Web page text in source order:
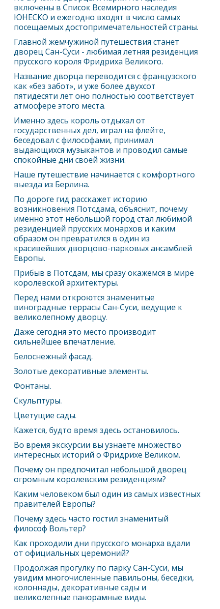
включены в Список Всемирного наследия
ЮНЕСКО и ежегодно входят в число самых
посещаемых достопримечательностей страны.
Главной жемчужиной путешествия станет
дворец Сан-Суси - любимая летняя резиденция
прусского короля Фридриха Великого.
Название дворца переводится с французского
как «без забот», и уже более двухсот
пятидесяти лет оно полностью соответствует
атмосфере этого места.
Именно здесь король отдыхал от
государственных дел, играл на флейте,
беседовал с философами, принимал
выдающихся музыкантов и проводил самые
спокойные дни своей жизни.
Наше путешествие начинается с комфортного
выезда из Берлина.
По дороге гид расскажет историю
возникновения Потсдама, объяснит, почему
именно этот небольшой город стал любимой
резиденцией прусских монархов и каким
образом он превратился в один из
красивейших дворцово-парковых ансамблей
Европы.
Прибыв в Потсдам, мы сразу окажемся в мире
королевской архитектуры.
Перед нами откроются знаменитые
виноградные террасы Сан-Суси, ведущие к
великолепному дворцу.
Даже сегодня это место производит
сильнейшее впечатление.
Белоснежный фасад.
Золотые декоративные элементы.
Фонтаны.
Скульптуры.
Цветущие сады.
Кажется, будто время здесь остановилось.
Во время экскурсии вы узнаете множество
интересных историй о Фридрихе Великом.
Почему он предпочитал небольшой дворец
огромным королевским резиденциям?
Каким человеком был один из самых известных
правителей Европы?
Почему здесь часто гостил знаменитый
философ Вольтер?
Как проходили дни прусского монарха вдали
от официальных церемоний?
Продолжая прогулку по парку Сан-Суси, мы
увидим многочисленные павильоны, беседки,
колоннады, декоративные сады и
великолепные панорамные виды.